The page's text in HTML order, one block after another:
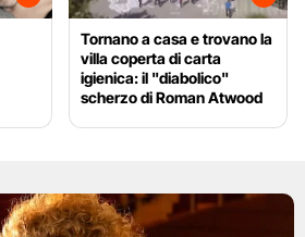
Tornano a casa e trovano la
villa coperta di carta
igienica: il "diabolico"
scherzo di Roman Atwood